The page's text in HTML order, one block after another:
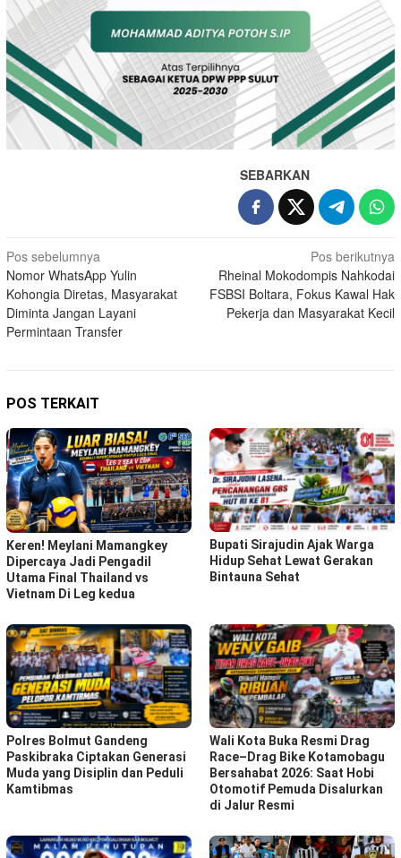
SEBARKAN
Navigasi
pos
Pos sebelumnya
Nomor WhatsApp Yulin
Kohongia Diretas, Masyarakat
Diminta Jangan Layani
Permintaan Transfer
Pos berikutnya
Rheinal Mokodompis Nahkodai
FSBSI Boltara, Fokus Kawal Hak
Pekerja dan Masyarakat Kecil
POS TERKAIT
Keren! Meylani Mamangkey
Dipercaya Jadi Pengadil
Utama Final Thailand vs
Vietnam Di Leg kedua
Bupati Sirajudin Ajak Warga
Hidup Sehat Lewat Gerakan
Bintauna Sehat
Polres Bolmut Gandeng
Paskibraka Ciptakan Generasi
Muda yang Disiplin dan Peduli
Kamtibmas
Wali Kota Buka Resmi Drag
Race–Drag Bike Kotamobagu
Bersahabat 2026: Saat Hobi
Otomotif Pemuda Disalurkan
di Jalur Resmi